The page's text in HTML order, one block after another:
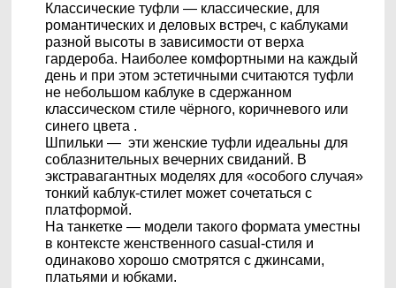
Классические туфли — классические, для
романтических и деловых встреч, с каблуками
разной высоты в зависимости от верха
гардероба. Наиболее комфортными на каждый
день и при этом эстетичными считаются туфли
не небольшом каблуке в сдержанном
классическом стиле чёрного, коричневого или
синего цвета .
Шпильки — эти женские туфли идеальны для
соблазнительных вечерних свиданий. В
экстравагантных моделях для «особого случая»
тонкий каблук-стилет может сочетаться с
платформой.
На танкетке — модели такого формата уместны
в контексте женственного casual-стиля и
одинаково хорошо смотрятся с джинсами,
платьями и юбками.